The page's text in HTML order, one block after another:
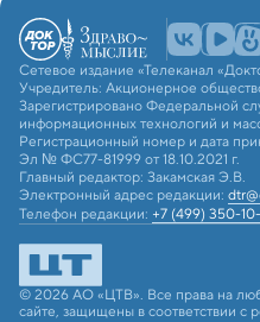
Сетевое издание «Телеканал
Учредитель: Акционерное
Зарегистрировано Федеральной
информационных технологий и
Регистрационный номер и дата
Эл № ФС77-81999 от 18.10.2021 г.
Главный редактор: Закамская Э.В.
Электронный адрес редакции:
Телефон редакции: +7 (499) 350-
© 2026 АО «ЦТВ». Все права на
сайте, защищены в соответствии